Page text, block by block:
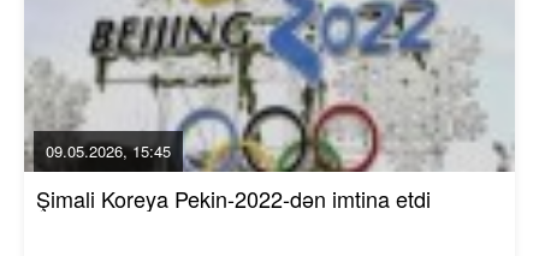
09.05.2026, 15:45
Şimali Koreya Pekin-2022-dən imtina etdi